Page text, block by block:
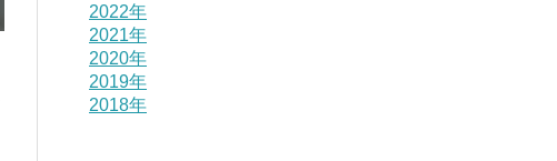
2022年
2021年
2020年
2019年
2018年